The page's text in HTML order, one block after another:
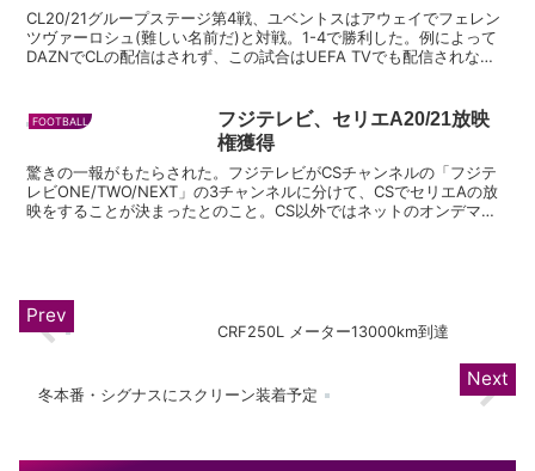
CL20/21グループステージ第4戦、ユベントスはアウェイでフェレン
ツヴァーロシュ(難しい名前だ)と対戦。1-4で勝利した。例によって
DAZNでCLの配信はされず、この試合はUEFA TVでも配信されなか
FOOTBALL
フジテレビ、セリエA20/21放映
権獲得
驚きの一報がもたらされた。フジテレビがCSチャンネルの「フジテ
レビONE/TWO/NEXT」の3チャンネルに分けて、CSでセリエAの放
映をすることが決まったとのこと。CS以外ではネットのオンデマン
CRF250L メーター13000km到達
冬本番・シグナスにスクリーン装着予定